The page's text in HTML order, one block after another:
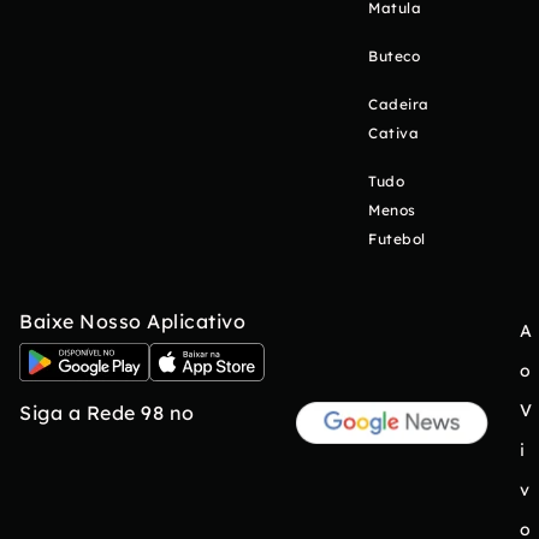
Matula
Buteco
Cadeira
Cativa
Tudo
Menos
Futebol
Baixe Nosso Aplicativo
Siga a Rede 98 no
A
o
V
i
v
o